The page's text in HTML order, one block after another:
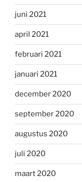
juni 2021
april 2021
februari 2021
januari 2021
december 2020
september 2020
augustus 2020
juli 2020
maart 2020